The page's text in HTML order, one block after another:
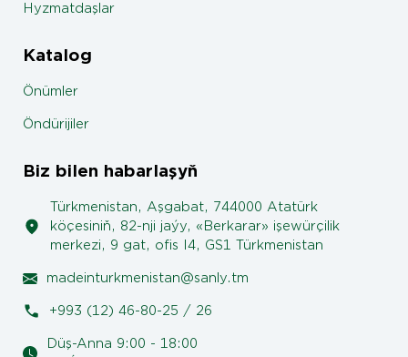
Hyzmatdaşlar
Katalog
Önümler
Öndürijiler
Biz bilen habarlaşyň
Türkmenistan, Aşgabat, 744000 Atatürk
köçesiniň, 82-nji jaýy, «Berkarar» işewürçilik
merkezi, 9 gat, ofis I4, GS1 Türkmenistan
madeinturkmenistan@sanly.tm
+993 (12) 46-80-25 / 26
Düş-Anna 9:00 - 18:00